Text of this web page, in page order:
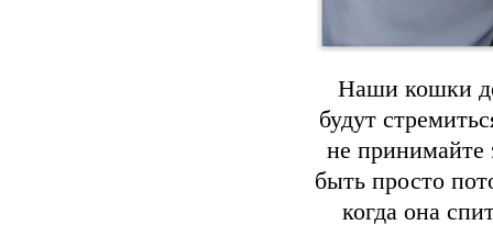
Наши кошки
будут
не принимайте
быть просто
когда она